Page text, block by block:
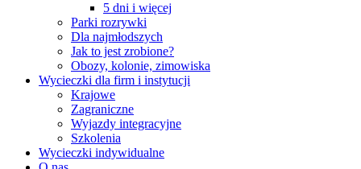
5 dni i więcej
Parki rozrywki
Dla najmłodszych
Jak to jest zrobione?
Obozy, kolonie, zimowiska
Wycieczki dla firm i instytucji
Krajowe
Zagraniczne
Wyjazdy integracyjne
Szkolenia
Wycieczki indywidualne